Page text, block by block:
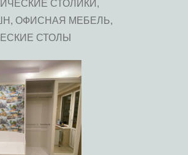
СТОЛИКИ,
ОФИСНАЯ МЕБЕЛЬ,
СТОЛЫ